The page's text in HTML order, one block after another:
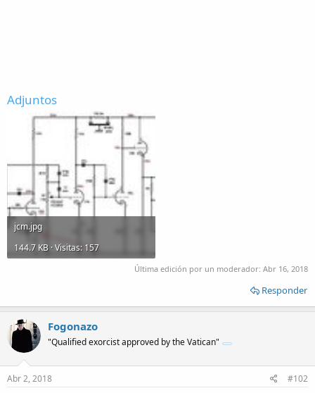
Adjuntos
jcm.jpg
144.7 KB · Visitas: 157
Última edición por un moderador: Abr 16, 2018
Responder
Fogonazo
"Qualified exorcist approved by the Vatican"
Abr 2, 2018 #102